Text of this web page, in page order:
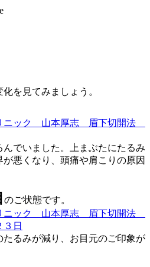
を見てみましょう。
でいました。上まぶたにたるみ
悪くなり、頭痛や肩こりの原因
のご状態です。
るみが減り、お目元のご印象が